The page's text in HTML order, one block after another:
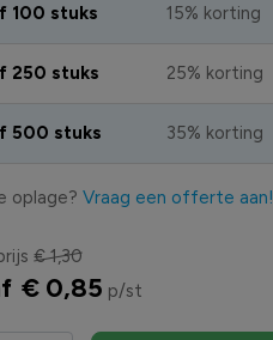
100 stuks 15% korting
250 stuks 25% korting
500 stuks 35% korting
oplage? Vraag een offerte aan!
€ 1,30
€ 0,85 p/st